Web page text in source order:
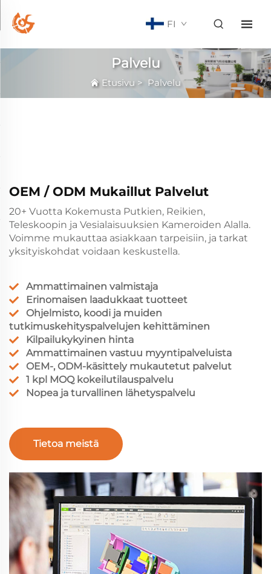
FI
Palvelu
Etusivu > Palvelu
OEM / ODM Mukaillut Palvelut
20+ Vuotta Kokemusta Putkien, Reikien,
Teleskoopin ja Vesialaisuuksien Kameroiden Alalla.
Voimme mukauttaa asiakkaan tarpeisiin, ja tarkat
yksityiskohdat voidaan keskustella.
Ammattimainen valmistaja
Erinomaisen laadukkaat tuotteet
Ohjelmisto, koodi ja muiden
tutkimuskehityspalvelujen kehittäminen
Kilpailukykyinen hinta
Ammattimainen vastuu myyntipalveluista
OEM-, ODM-käsittely mukautetut palvelut
1 kpl MOQ kokeilutilauspalvelu
Nopea ja turvallinen lähetyspalvelu
Tietoa meistä